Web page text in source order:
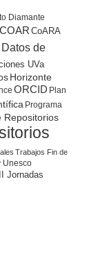
Diamante
COAR CoARA
Datos de
UVa
Horizonte
ORCID Plan
Programa
Repositorios
Trabajos Fin de
Unesco
Jornadas